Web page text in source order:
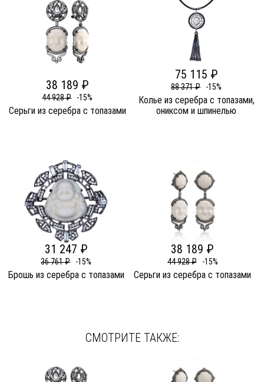
38 189 ₽
44 928 ₽ -15%
Серьги из серебра c топазами
75 115 ₽
88 371 ₽ -15%
Колье из серебра c топазами,
ониксом и шпинелью
31 247 ₽
36 761 ₽ -15%
Брошь из серебра c топазами
38 189 ₽
44 928 ₽ -15%
Серьги из серебра c топазами
СМОТРИТЕ ТАКЖЕ: